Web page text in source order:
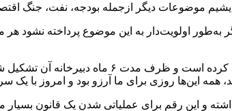
اولویت‌دار به این موضوع پرداخته نشود
محمدبیگی یادآور شد: قانون جمعیت طی یک سال تصویب شد و شورای نگهبان
و درمان مجلس شورای اسلامی اذعان کرد: تا امروز طرح، پیشرفت ۲۰ درصدی داشته و این